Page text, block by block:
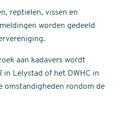
reptielen, vissen en
worden gedeeld
aan kadavers wordt
in Lelystad of het DWHC in
omstandigheden rondom de